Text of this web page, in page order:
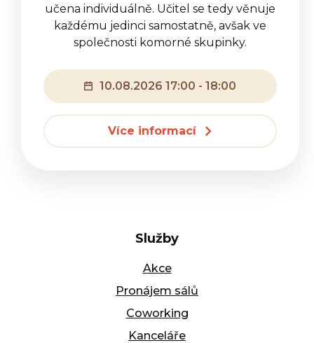
učena individuálně. Učitel se tedy věnuje
každému jedinci samostatně, avšak ve
společnosti komorné skupinky.
10.08.2026 17:00 - 18:00
Více informací
Služby
Akce
Pronájem sálů
Coworking
Kanceláře